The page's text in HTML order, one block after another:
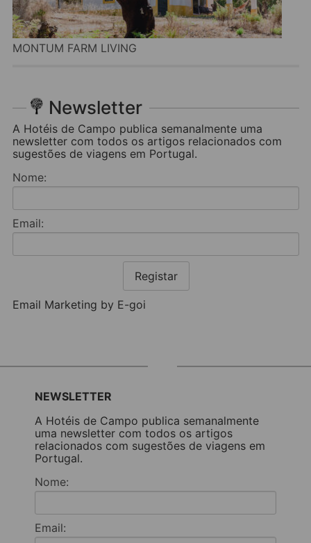
MONTUM FARM LIVING
Newsletter
A Hotéis de Campo publica semanalmente uma
newsletter com todos os artigos relacionados com
sugestões de viagens em Portugal.
Nome:
Email:
Registar
Email Marketing by E-goi
NEWSLETTER
A Hotéis de Campo publica semanalmente
uma newsletter com todos os artigos
relacionados com sugestões de viagens em
Portugal.
Nome:
Email: